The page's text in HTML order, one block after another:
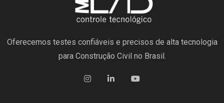
Oferecemos testes confiáveis e precisos de alta tecnologia
para Construção Civil no Brasil.